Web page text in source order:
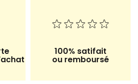
100% satifait
ou remboursé